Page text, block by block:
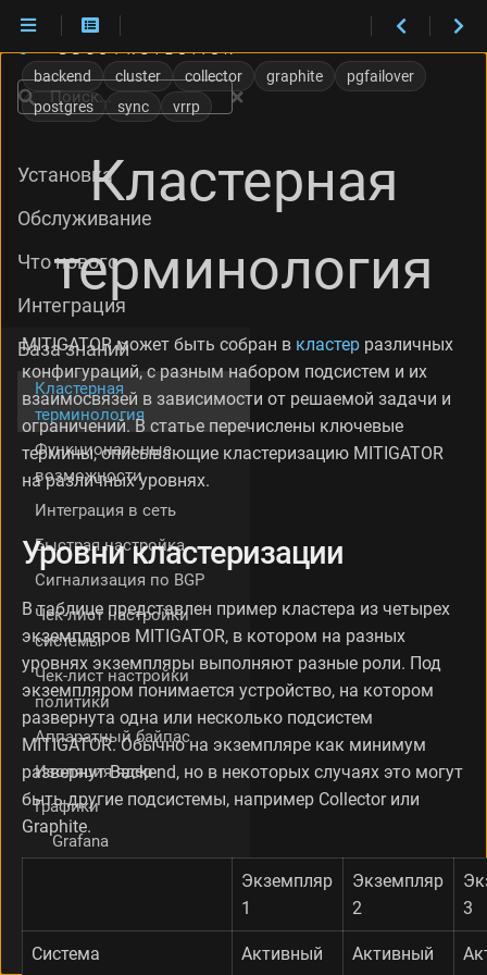
в
к
а
т
р
з
а
ц
и
и
Ч
а
с
н
ы
й
с
л
ч
а
й
к
л
с
т
ц
backend cluster collector graphite
pgfailover
postgres
sync vrrp
Кластерная
терминология
MITIGATOR может быть собран в кластер различных
конфигураций, с разным набором подсистем и их
взаимосвязей в зависимости от решаемой задачи и
ограничений. В статье перечислены ключевые
термины, описывающие кластеризацию MITIGATOR
на различных уровнях.
Уровни кластеризации
В таблице представлен пример кластера из четырех
экземпляров MITIGATOR, в котором на разных
уровнях экземпляры выполняют разные роли. Под
экземпляром понимается устройство, на котором
развернута одна или несколько подсистем
MITIGATOR. Обычно на экземпляре как минимум
развернут Backend, но в некоторых случаях это могут
быть другие подсистемы, например Colleсtor или
Graphite.
Экземпляр
1
Экземпляр
2
3
Система Активный Активный
Поиск
Установка
Обслуживание
Что нового
Интеграция
База знаний
Кластерная
терминология
Функциональные
возможности
Интеграция в сеть
Быстрая настройка
Сигнализация по BGP
Чек-лист настройки
системы
Чек-лист настройки
политики
Аппаратный байпас
Изоляция ядер
Графики
Grafana
ClickHouse